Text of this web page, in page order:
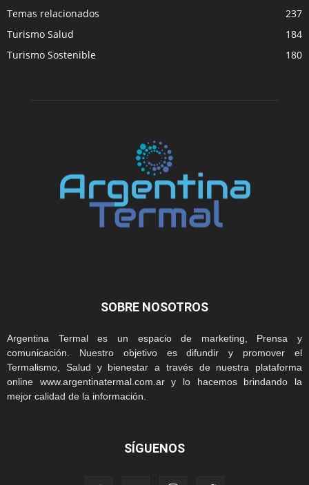
Temas relacionados
237
Turismo Salud
184
Turismo Sostenible
180
SOBRE NOSOTROS
Argentina Termal es un espacio de marketing, Prensa y
comunicación. Nuestro objetivo es difundir y promover el
Termalismo, Salud y bienestar a través de nuestra plataforma
online www.argentinatermal.com.ar y lo hacemos brindando la
mejor calidad de la información.
SÍGUENOS